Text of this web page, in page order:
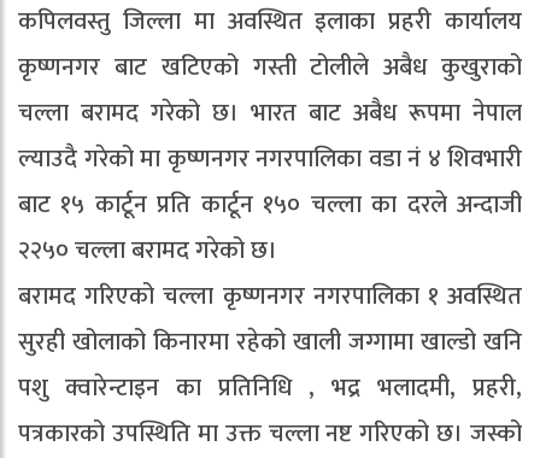
कपिलवस्तु जिल्ला मा अवस्थित इलाका प्रहरी कार्यालय
कृष्णनगर बाट खटिएको गस्ती टोलीले अबैध कुखुराको
चल्ला बरामद गरेको छ। भारत बाट अबैध रूपमा नेपाल
ल्याउदै गरेको मा कृष्णनगर नगरपालिका वडा नं ४ शिवभारी
बाट १५ कार्टून प्रति कार्टून १५० चल्ला का दरले अन्दाजी
२२५० चल्ला बरामद गरेको छ।
बरामद गरिएको चल्ला कृष्णनगर नगरपालिका १ अवस्थित
सुरही खोलाको किनारमा रहेको खाली जग्गामा खाल्डो खनि
पशु क्वारेन्टाइन का प्रतिनिधि , भद्र भलादमी, प्रहरी,
पत्रकारको उपस्थिति मा उक्त चल्ला नष्ट गरिएको छ। जस्को